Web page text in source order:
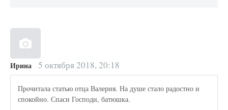
Ирина 5 октября 2018, 20:18
Прочитала статью отца Валерия. На душе стало радостно и
спокойно. Спаси Господи, батюшка.